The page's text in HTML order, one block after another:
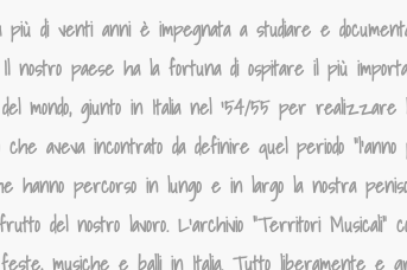
più di venti anni è impegnata a studiare e
Il nostro paese ha la fortuna di ospitare il più
mondo, giunto in Italia nel ‘54/55 per realizzare
aveva incontrato da definire quel periodo
percorso in lungo e in largo la nostra
del nostro lavoro. L’archivio “Territori Musicali”
musiche e balli in Italia. Tutto liberamente e